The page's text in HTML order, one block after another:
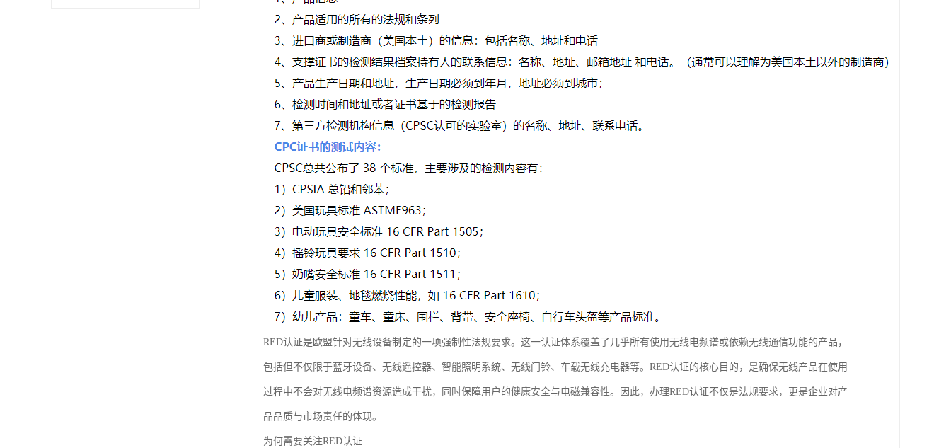
RED认证是欧盟针对无线设备制定的一项强制性法规要求。这一认证体系覆盖了几乎所有使用无线电频谱或依赖无线通信功能的产品，
包括但不仅限于蓝牙设备、无线遥控器、智能照明系统、无线门铃、车载无线充电器等。RED认证的核心目的，是确保无线产品在使用
过程中不会对无线电频谱资源造成干扰，同时保障用户的健康安全与电磁兼容性。因此，办理RED认证不仅是法规要求，更是企业对产
品品质与市场责任的体现。
为何需要关注RED认证